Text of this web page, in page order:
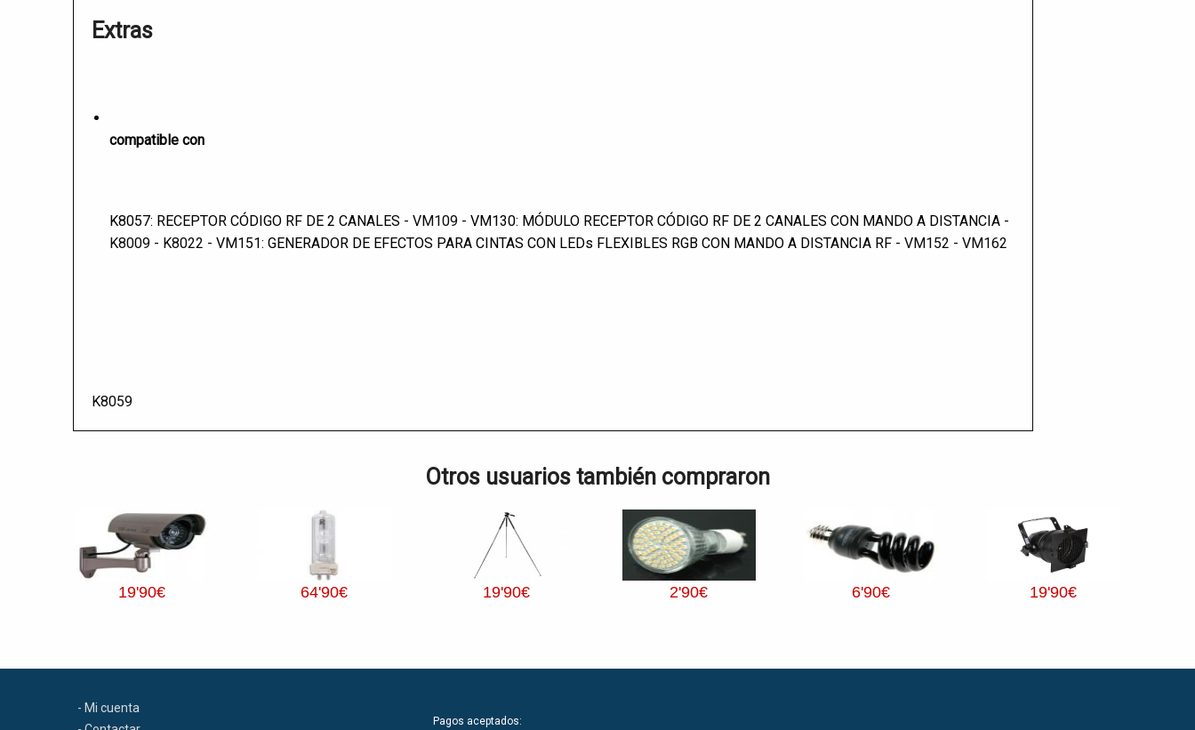
Extras
compatible con
K8057: RECEPTOR CÓDIGO RF DE 2 CANALES - VM109 - VM130: MÓDULO RECEPTOR CÓDIGO RF DE 2 CANALES CON MANDO A DISTANCIA -
K8009 - K8022 - VM151: GENERADOR DE EFECTOS PARA CINTAS CON LEDs FLEXIBLES RGB CON MANDO A DISTANCIA RF - VM152 - VM162
K8059
Otros usuarios también compraron
19'90€ 64'90€ 19'90€ 2'90€ 6'90€ 19'90€
- Mi cuenta
Pagos aceptados: